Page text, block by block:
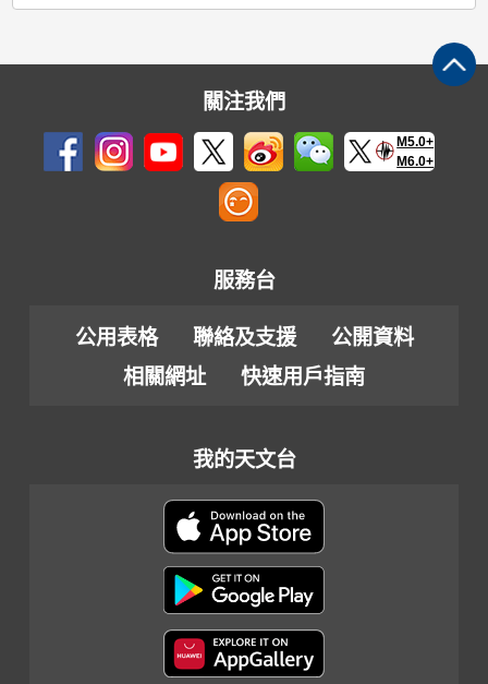
關注我們
M5.0+
M6.0+
服務台
公用表格 聯絡及支援
公開資料
相關網址
快速用戶指南
我的天文台